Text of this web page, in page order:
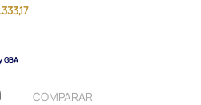
GBA
COMPARAR